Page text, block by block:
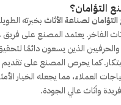
التؤامان؟
لصناعة الأثاثبخبرته
الفاخر. يعتمد المصنع على
الذين يسعون دائمًا
كما يحرص المصنع على
العملاء، مما يجعله الخيار
وأثاث عالي الجودة.